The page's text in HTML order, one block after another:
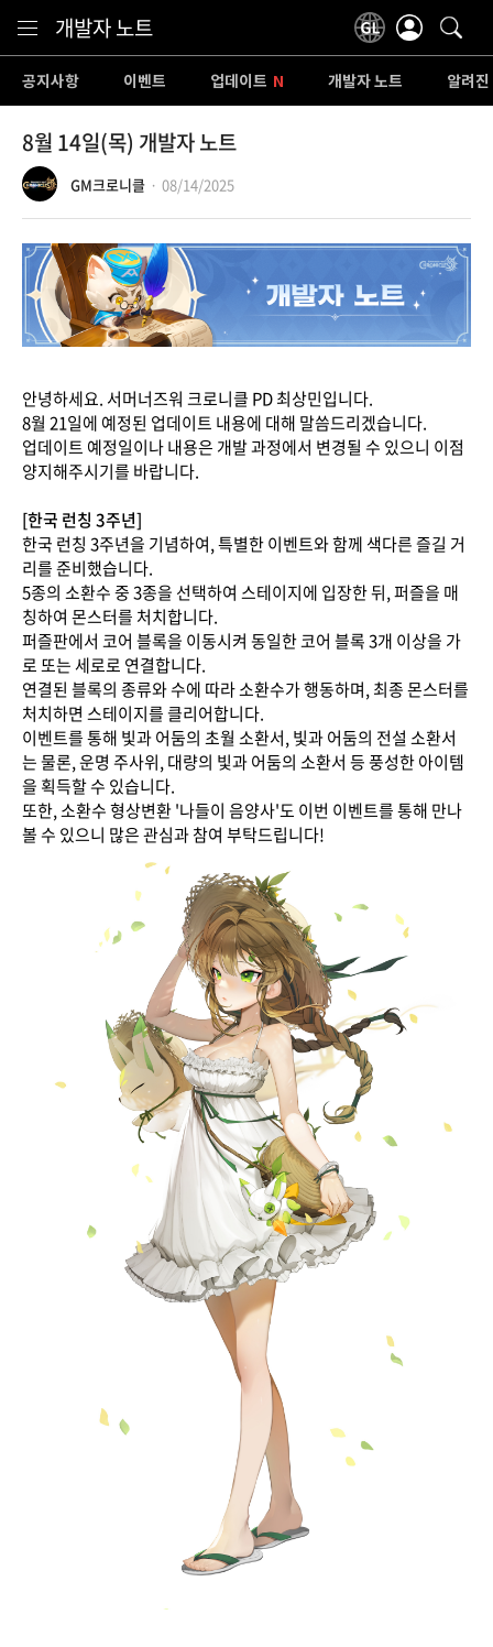
개발자 노트
공지사항 이벤트 업데이트 개발자 노트 알려
8월 14일(목) 개발자 노트
GM크로니클 08/14/2025
안녕하세요. 서머너즈워 크로니클 PD 최상민입니다.
8월 21일에 예정된 업데이트 내용에 대해 말씀드리겠습니다.
업데이트 예정일이나 내용은 개발 과정에서 변경될 수 있으니 이점
양지해주시기를 바랍니다.
[한국 런칭 3주년]
한국 런칭 3주년을 기념하여, 특별한 이벤트와 함께 색다른 즐길 거
리를 준비했습니다.
5종의 소환수 중 3종을 선택하여 스테이지에 입장한 뒤, 퍼즐을 매
칭하여 몬스터를 처치합니다.
퍼즐판에서 코어 블록을 이동시켜 동일한 코어 블록 3개 이상을 가
로 또는 세로로 연결합니다.
연결된 블록의 종류와 수에 따라 소환수가 행동하며, 최종 몬스터를
처치하면 스테이지를 클리어합니다.
이벤트를 통해 빛과 어둠의 초월 소환서, 빛과 어둠의 전설 소환서
는 물론, 운명 주사위, 대량의 빛과 어둠의 소환서 등 풍성한 아이템
을 획득할 수 있습니다.
또한, 소환수 형상변환 '나들이 음양사'도 이번 이벤트를 통해 만나
볼 수 있으니 많은 관심과 참여 부탁드립니다!